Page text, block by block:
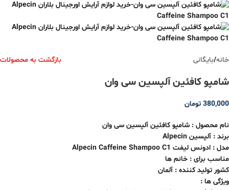
خانه/بایگانی بازگشت به محصولات
شامپو کافئین آلپسین سی وان
380,000 تومان
نام محصول : شامپو کافئین آلپسین سی وان
برند : آلپسین Alpecin
مدل : ادونس لیفت Alpecin Caffeine Shampoo C1
مناسب برای : خانم ها
کشور تولید کننده : آلمان
ویژگی ها :